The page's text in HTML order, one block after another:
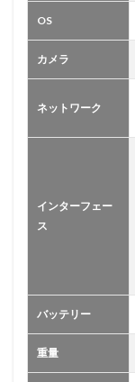
OS
カメラ
ネットワーク
インターフェー
ス
バッテリー
重量